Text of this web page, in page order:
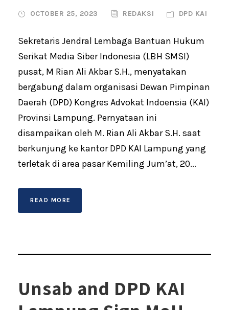
OCTOBER 25, 2023 REDAKSI DPD KAI
Sekretaris Jendral Lembaga Bantuan Hukum
Serikat Media Siber Indonesia (LBH SMSI)
pusat, M Rian Ali Akbar S.H., menyatakan
bergabung dalam organisasi Dewan Pimpinan
Daerah (DPD) Kongres Advokat Indoensia (KAI)
Provinsi Lampung. Pernyataan ini
disampaikan oleh M. Rian Ali Akbar S.H. saat
berkunjung ke kantor DPD KAI Lampung yang
terletak di area pasar Kemiling Jum’at, 20...
READ MORE
Unsab and DPD KAI